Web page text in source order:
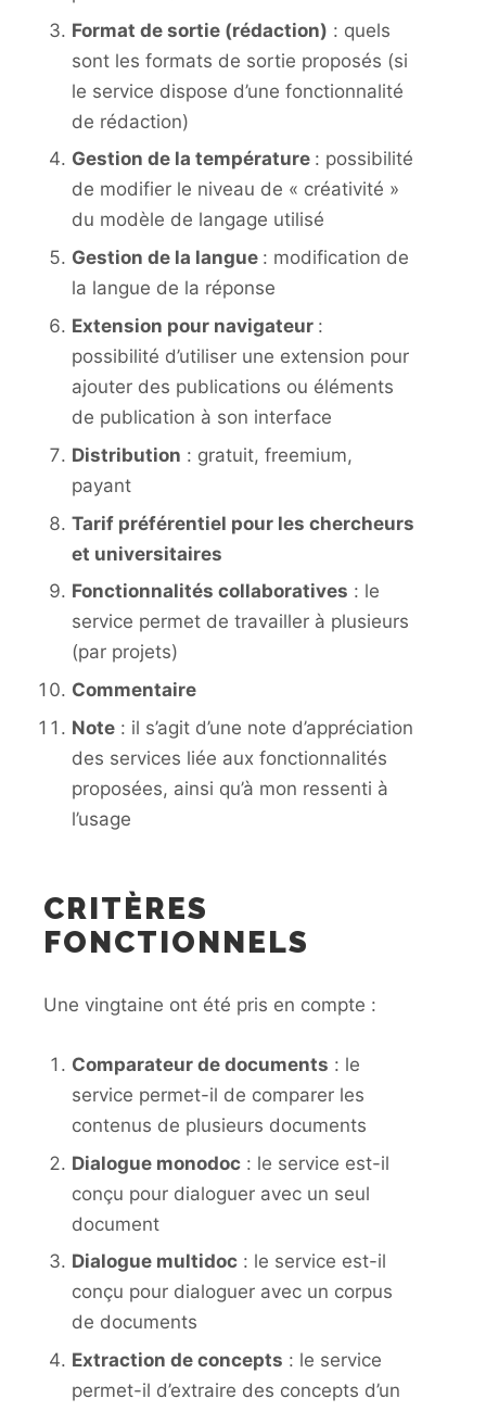
Format de sortie (rédaction) : quels
sont les formats de sortie proposés (si
le service dispose d’une fonctionnalité
de rédaction)
Gestion de la température : possibilité
de modifier le niveau de « créativité »
du modèle de langage utilisé
Gestion de la langue : modification de
la langue de la réponse
Extension pour navigateur :
possibilité d’utiliser une extension pour
ajouter des publications ou éléments
de publication à son interface
Distribution : gratuit, freemium,
payant
Tarif préférentiel pour les chercheurs
et universitaires
Fonctionnalités collaboratives : le
service permet de travailler à plusieurs
(par projets)
Commentaire
Note: il s’agit d’une note d’appréciation
des services liée aux fonctionnalités
proposées, ainsi qu’à mon ressenti à
l’usage
CRITÈRES
FONCTIONNELS
Une vingtaine ont été pris en compte :
Comparateur de documents : le
service permet-il de comparer les
contenus de plusieurs documents
Dialogue monodoc: le service est-il
conçu pour dialoguer avec un seul
document
Dialogue multidoc: le service est-il
conçu pour dialoguer avec un corpus
de documents
Extraction de concepts : le service
permet-il d’extraire des concepts d’un